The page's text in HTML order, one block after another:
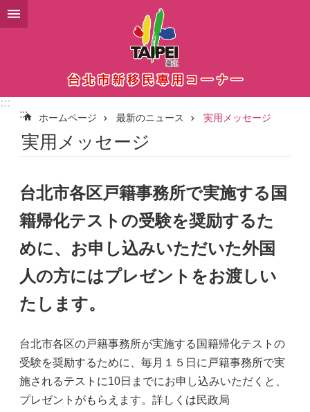
メインコンテンツブロックにスキップ
:::
:::
ホームページ 最新のニュース 実用メッセージ
実用メッセージ
台北市各区戸籍事務所で実施する国
籍帰化テストの受験を奨励するた
めに、お申し込みいただいた外国
人の方にはプレゼントをお渡しい
たします。
台北市各区の戸籍事務所が実施する国籍帰化テストの
受験を奨励するために、毎月１５日に戸籍事務所で実
施されるテストに10日までにお申し込みいただくと、
プレゼントがもらえます。詳しくは民政局